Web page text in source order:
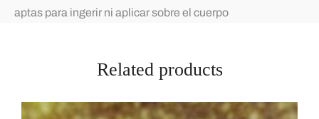
aptas para ingerir ni aplicar sobre el cuerpo
Related products